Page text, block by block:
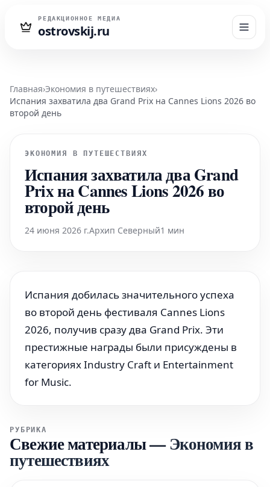
РЕДАКЦИОННОЕ МЕДИА
ostrovskij.ru
Главная›Экономия в путешествиях›
Испания захватила два Grand Prix на Cannes Lions 2026 во
второй день
ЭКОНОМИЯ В ПУТЕШЕСТВИЯХ
Испания захватила два Grand
Prix на Cannes Lions 2026 во
второй день
24 июня 2026 г.Архип Северный1 мин
Испания добилась значительного успеха
во второй день фестиваля Cannes Lions
2026, получив сразу два Grand Prix. Эти
престижные награды были присуждены в
категориях Industry Craft и Entertainment
for Music.
РУБРИКА
Свежие материалы—Экономия в
путешествиях